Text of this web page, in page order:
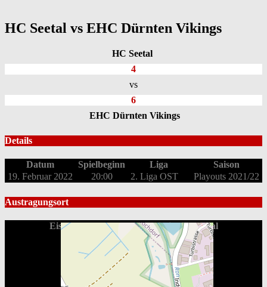
HC Seetal vs EHC Dürnten Vikings
HC Seetal
4
vs
6
EHC Dürnten Vikings
Details
Datum Spielbeginn Liga
Saison
19. Februar 2022
20:00 2. Liga OST Playouts 2021/22
Austragungsort
Eishalle Sportzentrum Südi - iceline seetal